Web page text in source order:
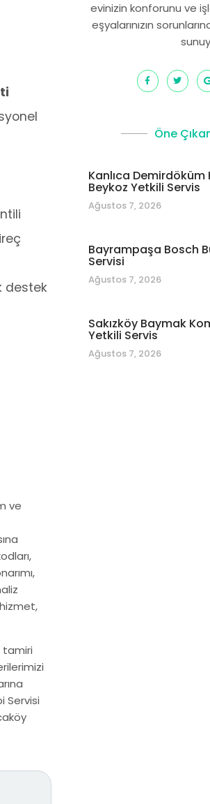
destek
ve
tamiri
Servisi
evinizin konforunu ve
eşyalarınızın
Öne
Kanlıca Demirdöküm
Beykoz Yetkili Servis
Ağustos 7, 2026
Bayrampaşa Bosch
Servisi
Ağustos 7, 2026
Sakızköy Baymak
Yetkili Servis
Ağustos 7, 2026